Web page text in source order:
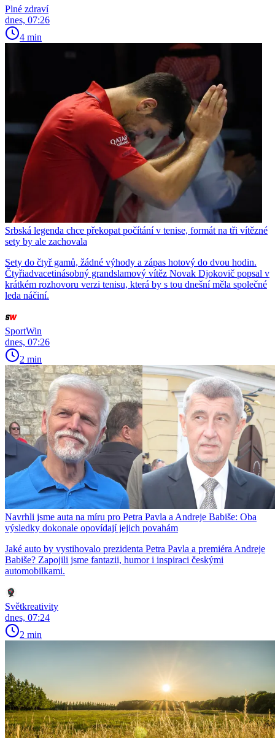
Plné zdraví
dnes, 07:26
4 min
Srbská legenda chce překopat počítání v tenise, formát na tři vítězné
sety by ale zachovala
Sety do čtyř gamů, žádné výhody a zápas hotový do dvou hodin.
Čtyřiadvacetinásobný grandslamový vítěz Novak Djokovič popsal v
krátkém rozhovoru verzi tenisu, která by s tou dnešní měla společné
leda náčiní.
SportWin
dnes, 07:26
2 min
Navrhli jsme auta na míru pro Petra Pavla a Andreje Babiše: Oba
výsledky dokonale opovídají jejich povahám
Jaké auto by vystihovalo prezidenta Petra Pavla a premiéra Andreje
Babiše? Zapojili jsme fantazii, humor i inspiraci českými
automobilkami.
Světkreativity
dnes, 07:24
2 min